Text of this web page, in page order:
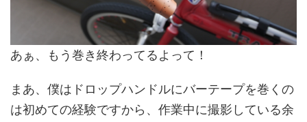
あぁ、もう巻き終わってるよって！
まあ、僕はドロップハンドルにバーテープを巻くの
は初めての経験ですから、作業中に撮影している余